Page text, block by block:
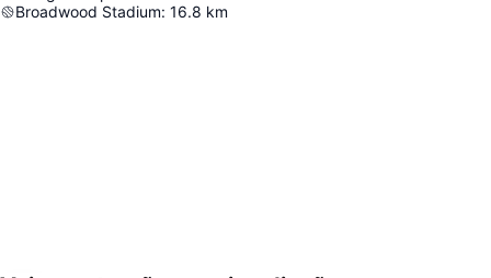
Broadwood Stadium: 16.8 km